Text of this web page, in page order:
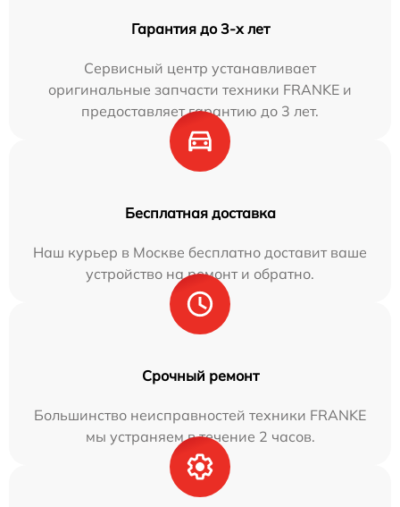
Гарантия до 3-х лет
Сервисный центр устанавливает
оригинальные запчасти техники FRANKE и
предоставляет гарантию до 3 лет.
Бесплатная доставка
Наш курьер в Москве бесплатно доставит ваше
устройство на ремонт и обратно.
Срочный ремонт
Большинство неисправностей техники FRANKE
мы устраняем в течение 2 часов.